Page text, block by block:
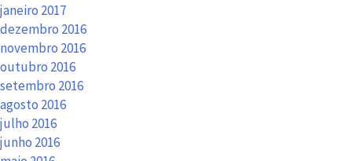
janeiro 2017
dezembro 2016
novembro 2016
outubro 2016
setembro 2016
agosto 2016
julho 2016
junho 2016